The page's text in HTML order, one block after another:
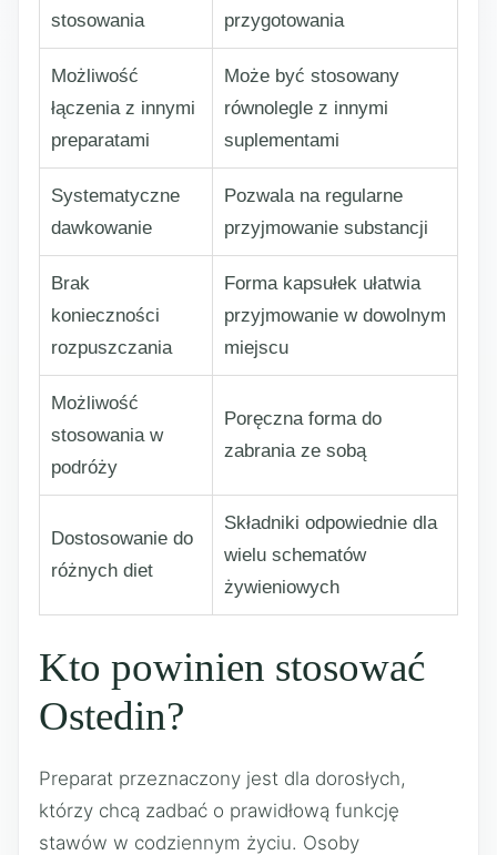
stosowania
przygotowania
Możliwość
łączenia z innymi
preparatami
Może być stosowany
równolegle z innymi
suplementami
Systematyczne
dawkowanie
Pozwala na regularne
przyjmowanie substancji
Brak
konieczności
rozpuszczania
Forma kapsułek ułatwia
przyjmowanie w dowolnym
miejscu
Możliwość
stosowania w
podróży
Poręczna forma do
zabrania ze sobą
Dostosowanie do
różnych diet
Składniki odpowiednie dla
wielu schematów
żywieniowych
Kto powinien stosować
Ostedin?
Preparat przeznaczony jest dla dorosłych,
którzy chcą zadbać o prawidłową funkcję
stawów w codziennym życiu. Osoby